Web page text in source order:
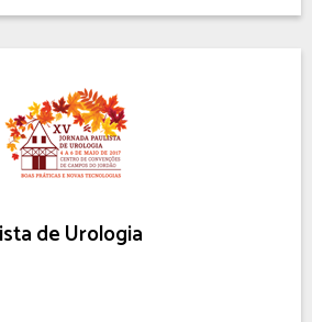
de Urologia